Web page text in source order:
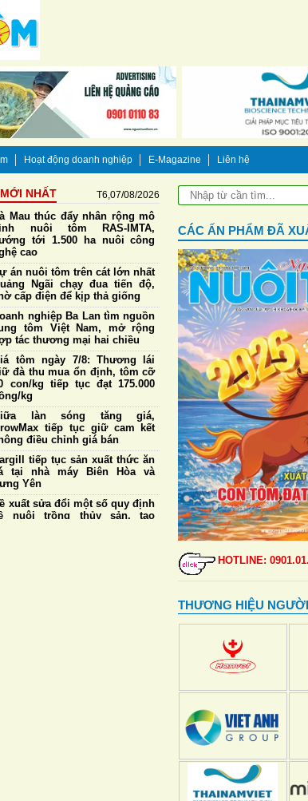
Hoạt động doanh nghiệp E-Magazine Liên hệ
NHẤT T6,07/08/2026
Mau thúc đẩy nhân rộng mô
nuôi tôm RAS-IMTA,
tới 1.500 ha nuôi công
cao
án nuôi tôm trên cát lớn nhất
Ngãi chạy đua tiến độ,
cấp điện để kịp thả giống
nghiệp Ba Lan tìm nguồn
tôm Việt Nam, mở rộng
tác thương mại hai chiều
tôm ngày 7/8: Thương lái
đà thu mua ổn định, tôm cỡ
con/kg tiếp tục đạt 175.000
kg
làn sóng tăng giá,
tiếp tục giữ cam kết
điều chỉnh giá bán
tiếp tục sản xuất thức ăn
tại nhà máy Biên Hòa và
Yên
xuất sửa đổi một số quy định
nuôi trồng thủy sản, tạo
CÁC ẤN PHẨM ĐÃ
HOTLINE:
THƯƠNG HIỆU